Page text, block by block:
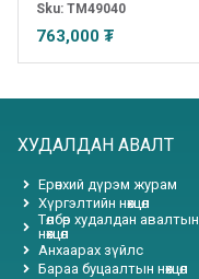
Sku: TM49040
763,000 ₮
ХУДАЛДАН АВАЛТ
Ерөнхий дүрэм журам
Хүргэлтийн нөхцөл
Төлбөр худалдан авалтын
нөхцөл
Анхаарах зүйлс
Бараа буцаалтын нөхцөл